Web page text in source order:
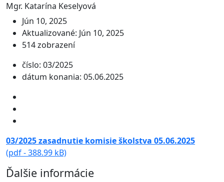
Mgr. Katarína Keselyová
Jún 10, 2025
Aktualizované: Jún 10, 2025
514 zobrazení
číslo: 03/2025
dátum konania: 05.06.2025
03/2025 zasadnutie komisie školstva 05.06.2025
(pdf - 388.99 kB)
Ďalšie informácie